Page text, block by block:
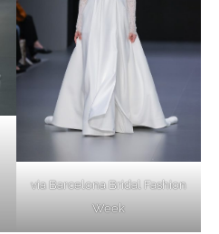
via Barcelona Bridal Fashion
Week